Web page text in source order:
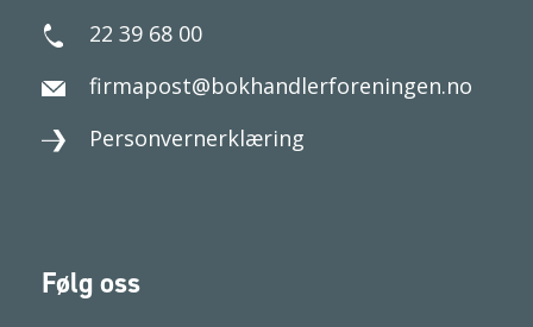
22 39 68 00
firmapost@bokhandlerforeningen.no
Personvernerklæring
Følg oss